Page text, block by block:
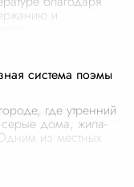
и
система поэмы
где утренний
серые дома, жила-
из местных